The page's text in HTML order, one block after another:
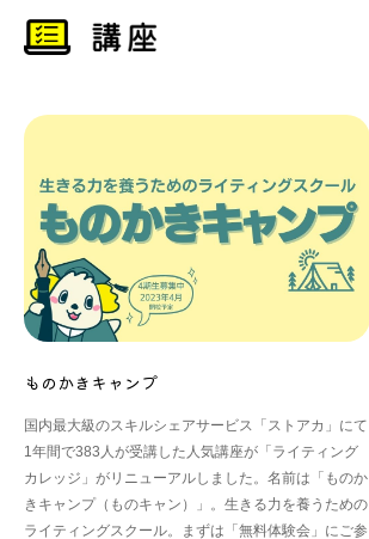
ものかきキャンプ
国内最大級のスキルシェアサービス「ストアカ」にて
1年間で383人が受講した人気講座が「ライティング
カレッジ」がリニューアルしました。名前は「ものか
きキャンプ（ものキャン）」。生きる力を養うための
ライティングスクール。まずは「無料体験会」にご参